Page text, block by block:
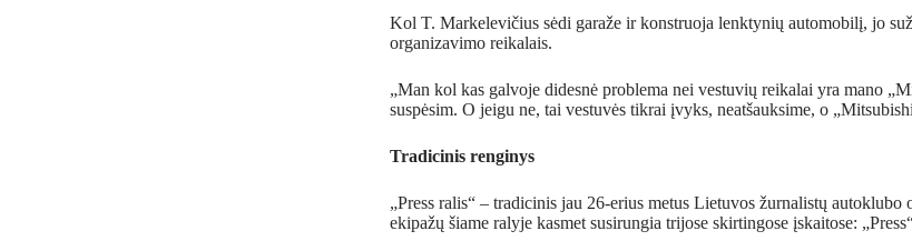
Kol T. Markelevičius sėdi garaže ir konstruoja lenktynių automobilį, jo
organizavimo reikalais.
„Man kol kas galvoje didesnė problema nei vestuvių reikalai yra mano
suspėsim. O jeigu ne, tai vestuvės tikrai įvyks, neatšauksime, o
Tradicinis renginys
„Press ralis“ – tradicinis jau 26-erius metus Lietuvos žurnalistų
ekipažų šiame ralyje kasmet susirungia trijose skirtingose įskaitose: